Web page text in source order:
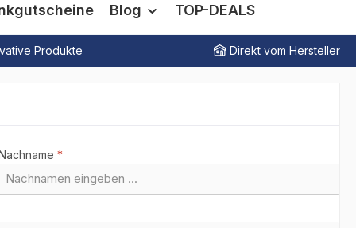
Blog TOP-DEALS
Produkte Direkt vom Hersteller
*